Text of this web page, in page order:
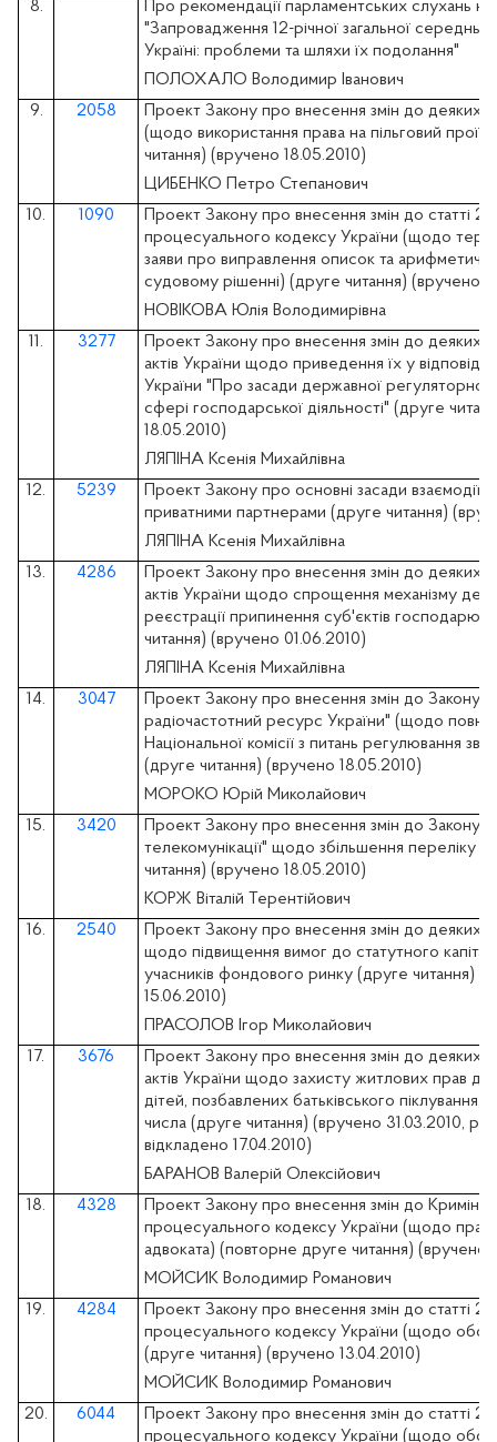
8.
Про рекомендації парламентських слухань
"Запровадження 12-річної загальної середньої
Україні: проблеми та шляхи їх подолання"
ПОЛОХАЛО Володимир Іванович
9.
2058
Проект Закону про внесення змін до деяких
(щодо використання права на пільговий
читання) (вручено 18.05.2010)
ЦИБЕНКО Петро Степанович
10.
1090
Проект Закону про внесення змін до статті
процесуального кодексу України (щодо
заяви про виправлення описок та
судовому рішенні) (друге читання) (вручено
НОВІКОВА Юлія Володимирівна
11.
3277
Проект Закону про внесення змін до деяких
актів України щодо приведення їх у
України "Про засади державної регуляторної
сфері господарської діяльності" (друге
18.05.2010)
ЛЯПІНА Ксенія Михайлівна
12.
5239
Проект Закону про основні засади взаємодії
приватними партнерами (друге читання)
ЛЯПІНА Ксенія Михайлівна
13.
4286
Проект Закону про внесення змін до деяких
актів України щодо спрощення механізму
реєстрації припинення суб'єктів
читання) (вручено 01.06.2010)
ЛЯПІНА Ксенія Михайлівна
14.
3047
Проект Закону про внесення змін до Закону
радіочастотний ресурс України" (щодо
Національної комісії з питань регулювання
(друге читання) (вручено 18.05.2010)
МОРОКО Юрій Миколайович
15.
3420
Проект Закону про внесення змін до Закону
телекомунікації" щодо збільшення переліку
читання) (вручено 18.05.2010)
КОРЖ Віталій Терентійович
16.
2540
Проект Закону про внесення змін до деяких
щодо підвищення вимог до статутного
учасників фондового ринку (друге читання)
15.06.2010)
ПРАСОЛОВ Ігор Миколайович
17.
3676
Проект Закону про внесення змін до деяких
актів України щодо захисту житлових прав
дітей, позбавлених батьківського піклування, а
числа (друге читання) (вручено 31.03.2010,
відкладено 17.04.2010)
БАРАНОВ Валерій Олексійович
18.
4328
Проект Закону про внесення змін до
процесуального кодексу України (щодо права
адвоката) (повторне друге читання) (вручено
МОЙСИК Володимир Романович
19.
4284
Проект Закону про внесення змін до статті
процесуального кодексу України (щодо
(друге читання) (вручено 13.04.2010)
МОЙСИК Володимир Романович
20.
6044
Проект Закону про внесення змін до статті
процесуального кодексу України (щодо